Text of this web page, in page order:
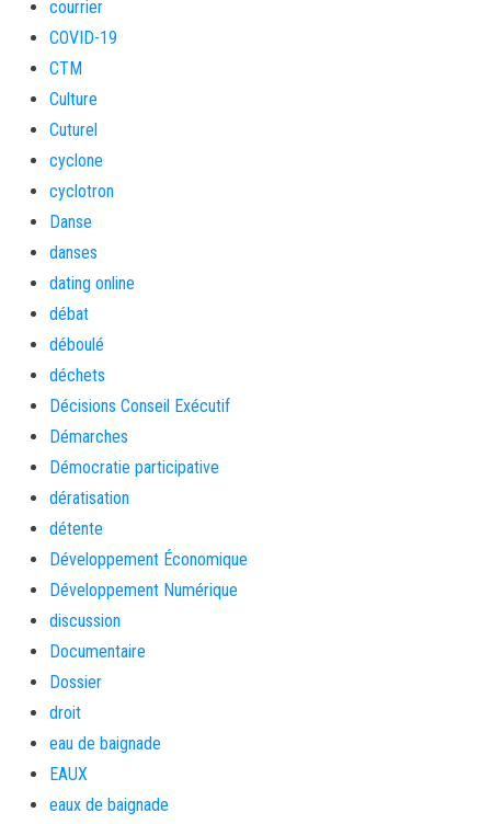
courrier
COVID-19
CTM
Culture
Cuturel
cyclone
cyclotron
Danse
danses
dating online
débat
déboulé
déchets
Décisions Conseil Exécutif
Démarches
Démocratie participative
dératisation
détente
Développement Économique
Développement Numérique
discussion
Documentaire
Dossier
droit
eau de baignade
EAUX
eaux de baignade